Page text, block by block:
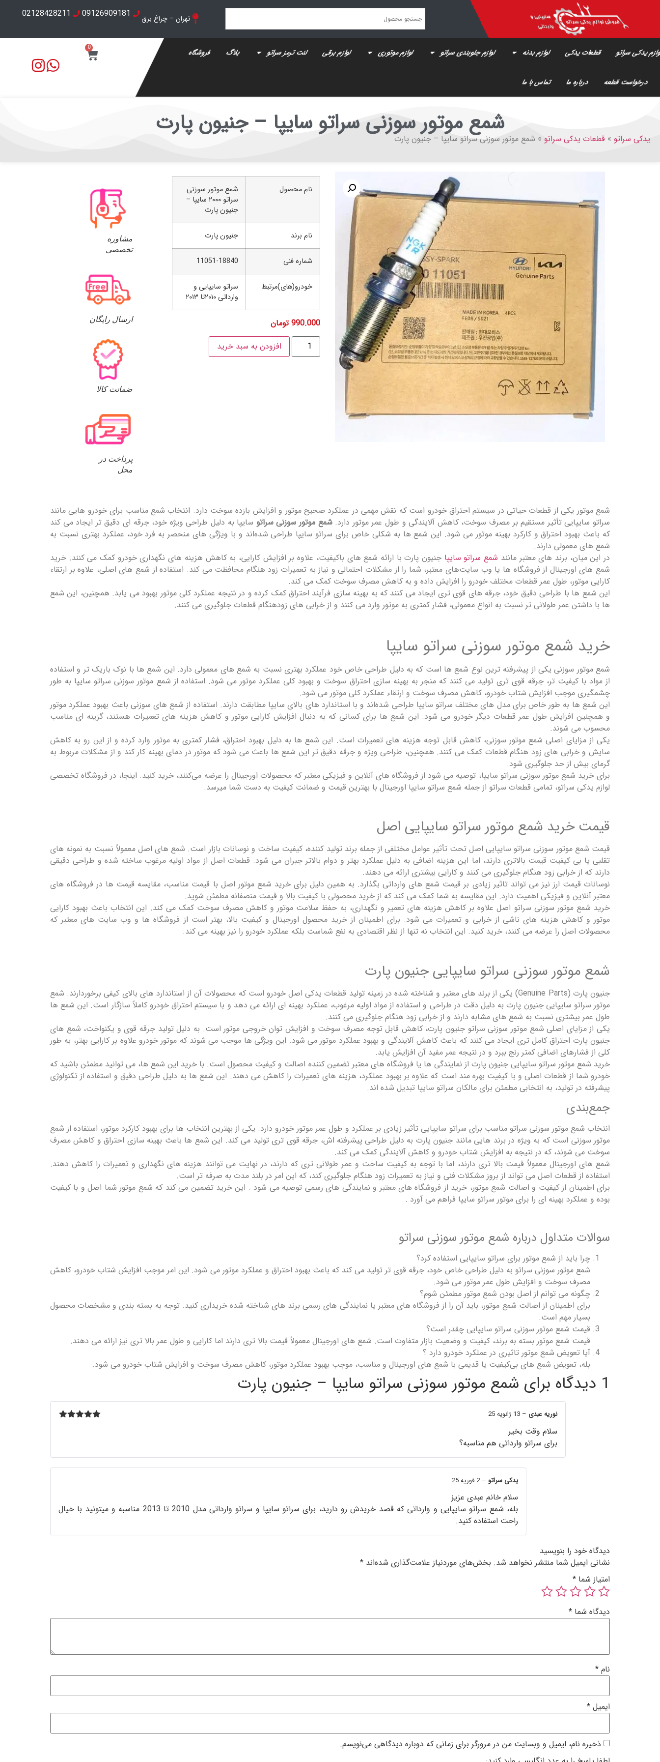
تهران – چراغ برق 09126909181
02128428211
یدکی سراتو قطعات یدکی لوازم بدنه لوازم جلوبندی سراتو لوازم موتوری لوازم برقی لنت ترمز سراتو بلاگ فروشگاه
درخواست قطعه درباره ما تماس با ما
0
شمع موتور سوزنی سراتو سایپا – جنیون پارت
یدکی سراتو » قطعات یدکی سراتو » شمع موتور سوزنی سراتو سایپا – جنیون پارت
نام محصول
شمع موتور سوزنی
سراتو ۲۰۰۰ سایپا –
جنیون پارت
نام برند جنیون پارت
شماره فنی 11051-18840
خودرو(های)مرتبط
سراتو سایپایی و
وارداتی ۲۰۱۰تا ۲۰۱۳
990.000 تومان
افزودن به سبد خرید
مشاوره
تخصصی
ارسال رایگان
ضمانت کالا
پرداخت در
محل
شمع موتور یکی از قطعات حیاتی در سیستم احتراق خودرو است که نقش مهمی در عملکرد صحیح موتور و افزایش بازده سوخت دارد. انتخاب شمع مناسب برای خودرو هایی مانند
سراتو سایپایی تأثیر مستقیم بر مصرف سوخت، کاهش آلایندگی و طول عمر موتور دارد.شمع موتور سوزنی سراتو سایپا به دلیل طراحی ویژه خود، جرقه‌ ای دقیق ‌تر ایجاد می ‌کند
که باعث بهبود احتراق و کارکرد بهینه موتور می ‌شود. این شمع‌ ها به شکلی خاص برای سراتو سایپا طراحی شده‌اند و با ویژگی ‌های منحصر به ‌فرد خود، عملکرد بهتری نسبت به
شمع‌ های معمولی دارند.
در این میان، برند های معتبر مانند شمع سراتو سایپا جنیون پارت با ارائه شمع ‌های باکیفیت، علاوه بر افزایش کارایی، به کاهش هزینه ‌های نگهداری خودرو کمک می ‌کنند. خرید
شمع ‌های اورجینال از فروشگاه ‌ها یا وب‌ سایت‌های معتبر، شما را از مشکلات احتمالی و نیاز به تعمیرات زود هنگام محافظت می ‌کند. استفاده از شمع‌ های اصلی، علاوه بر ارتقاء
کارایی موتور، طول عمر قطعات مختلف خودرو را افزایش داده و به کاهش مصرف سوخت کمک می ‌کند.
این شمع‌ ها با طراحی دقیق خود، جرقه ‌های قوی ‌تری ایجاد می ‌کنند که به بهینه ‌سازی فرآیند احتراق کمک کرده و در نتیجه عملکرد کلی موتور بهبود می‌ یابد. همچنین، این شمع
‌ها با داشتن عمر طولانی ‌تر نسبت به انواع معمولی، فشار کمتری به موتور وارد می ‌کنند و از خرابی ‌های زودهنگام قطعات جلوگیری می ‌کنند.
خرید شمع موتور سوزنی سراتو سایپا
شمع موتور سوزنی یکی از پیشرفته ‌ترین نوع شمع ‌ها است که به دلیل طراحی خاص خود عملکرد بهتری نسبت به شمع‌ های معمولی دارد. این شمع ‌ها با نوک باریک ‌تر و استفاده
از مواد با کیفیت ‌تر، جرقه قوی ‌تری تولید می ‌کنند که منجر به بهینه ‌سازی احتراق سوخت و بهبود کلی عملکرد موتور می ‌شود. استفاده از شمع موتور سوزنی سراتو سایپا به طور
چشمگیری موجب افزایش شتاب خودرو، کاهش مصرف سوخت و ارتقاء عملکرد کلی موتور می ‌شود.
این شمع‌ ها به طور خاص برای مدل‌ های مختلف سراتو سایپا طراحی شده‌اند و با استاندارد های بالای سایپا مطابقت دارند. استفاده از شمع ‌های سوزنی باعث بهبود عملکرد موتور
و همچنین افزایش طول عمر قطعات دیگر خودرو می ‌شود. این شمع‌ ها برای کسانی که به دنبال افزایش کارایی موتور و کاهش هزینه‌ های تعمیرات هستند، گزینه‌ ای مناسب
محسوب می‌ شوند.
یکی از مزایای اصلی شمع موتور سوزنی، کاهش قابل توجه هزینه‌ های تعمیرات است. این شمع ‌ها به دلیل بهبود احتراق، فشار کمتری به موتور وارد کرده و از این رو به کاهش
سایش و خرابی‌ های زود هنگام قطعات کمک می ‌کنند. همچنین، طراحی ویژه و جرقه دقیق ‌تر این شمع‌ ها باعث می ‌شود که موتور در دمای بهینه کار کند و از مشکلات مربوط به
گرمای بیش از حد جلوگیری شود.
برای خرید شمع موتور سوزنی سراتو سایپا، توصیه می ‌شود از فروشگاه‌ های آنلاین و فیزیکی معتبر که محصولات اورجینال را عرضه می‌کنند، خرید کنید. اینجا، در فروشگاه تخصصی
لوازم یدکی سراتو، تمامی قطعات سراتو از جمله شمع سراتو سایپا اورجینال با بهترین قیمت و ضمانت کیفیت به دست شما میرسد.
قیمت خرید شمع موتور سراتو سایپایی اصل
قیمت شمع موتور سوزنی سراتو سایپایی اصل تحت تأثیر عوامل مختلفی از جمله برند تولید کننده، کیفیت ساخت و نوسانات بازار است. شمع‌ های اصل معمولاً نسبت به نمونه ‌های
تقلبی یا بی ‌کیفیت قیمت بالاتری دارند، اما این هزینه اضافی به دلیل عملکرد بهتر و دوام بالاتر جبران می ‌شود. قطعات اصل از مواد اولیه مرغوب ساخته شده و طراحی دقیقی
دارند که از خرابی زود هنگام جلوگیری می‌ کنند و کارایی بیشتری ارائه می‌ دهند.
نوسانات قیمت ارز نیز می‌ تواند تاثیر زیادی بر قیمت شمع ‌های وارداتی بگذارد. به همین دلیل برای خرید شمع موتور اصل با قیمت مناسب، مقایسه قیمت ‌ها در فروشگاه‌ های
معتبر آنلاین و فیزیکی اهمیت دارد. این مقایسه به شما کمک می ‌کند که از خرید محصولی با کیفیت بالا و قیمت منصفانه مطمئن شوید.
خرید شمع موتور سوزنی سراتو اصل علاوه بر کاهش هزینه‌ های تعمیر و نگهداری، به حفظ سلامت موتور و کاهش مصرف سوخت کمک می‌ کند. این انتخاب باعث بهبود کارایی
موتور و کاهش هزینه ‌های ناشی از خرابی و تعمیرات می ‌شود. برای اطمینان از خرید محصول اورجینال و کیفیت بالا، بهتر است از فروشگاه ‌ها و وب‌ سایت ‌های معتبر که
محصولات اصل را عرضه می ‌کنند، خرید کنید. این انتخاب نه ‌تنها از نظر اقتصادی به نفع شماست بلکه عملکرد خودرو را نیز بهینه می ‌کند.
شمع موتور سوزنی سراتو سایپایی جنیون پارت
جنیون پارت (Genuine Parts) یکی از برند های معتبر و شناخته‌ شده در زمینه تولید قطعات یدکی اصل خودرو است که محصولات آن از استاندارد های بالای کیفی برخوردارند. شمع
موتور سراتو سایپایی جنیون پارت به دلیل دقت در طراحی و استفاده از مواد اولیه مرغوب، عملکرد بهینه ‌ای ارائه می ‌دهد و با سیستم احتراق خودرو کاملاً سازگار است. این شمع‌ ها
طول عمر بیشتری نسبت به شمع‌ های مشابه دارند و از خرابی زود هنگام جلوگیری می ‌کنند.
یکی از مزایای اصلی شمع موتور سوزنی سراتو جنیون پارت، کاهش قابل ‌توجه مصرف سوخت و افزایش توان خروجی موتور است. به دلیل تولید جرقه قوی و یکنواخت، شمع‌ های
جنیون پارت احتراق کامل ‌تری ایجاد می ‌کنند که باعث کاهش آلایندگی و بهبود عملکرد موتور می ‌شود. این ویژگی ‌ها موجب می ‌شوند که موتور خودرو علاوه بر کارایی بهتر، به ‌طور
کلی از فشارهای اضافی کمتر رنج ببرد و در نتیجه عمر مفید آن افزایش یابد.
خرید شمع موتور سراتو سایپایی جنیون پارت از نمایندگی‌ ها یا فروشگاه‌ های معتبر تضمین‌ کننده اصالت و کیفیت محصول است. با خرید این شمع‌ ها، می ‌توانید مطمئن باشید که
خودرو شما از قطعات اصلی و با کیفیت بهره ‌مند است که علاوه بر بهبود عملکرد، هزینه‌ های تعمیرات را کاهش می‌ دهند. این شمع‌ ها به دلیل طراحی دقیق و استفاده از تکنولوژی
پیشرفته در تولید، به انتخابی مطمئن برای مالکان سراتو سایپا تبدیل شده ‌اند.
جمع‌بندی
انتخاب شمع موتور سوزنی سراتو مناسب برای سراتو سایپایی تأثیر زیادی بر عملکرد و طول عمر موتور خودرو دارد. یکی از بهترین انتخاب ‌ها برای بهبود کارکرد موتور، استفاده از شمع
موتور سوزنی است که به‌ ویژه در برند هایی مانند جنیون پارت به دلیل طراحی پیشرفته ‌اش، جرقه قوی ‌تری تولید می ‌کند. این شمع ‌ها باعث بهینه ‌سازی احتراق و کاهش مصرف
سوخت می ‌شوند، که در نتیجه به افزایش شتاب خودرو و کاهش آلایندگی کمک می ‌کند.
شمع‌ های اورجینال معمولاً قیمت بالا تری دارند، اما با توجه به کیفیت ساخت و عمر طولانی ‌تری که دارند، در نهایت می‌ توانند هزینه ‌های نگهداری و تعمیرات را کاهش دهند.
استفاده از قطعات اصل می‌ تواند از بروز مشکلات فنی و نیاز به تعمیرات زود هنگام جلوگیری کند، که این امر در بلند مدت به‌ صرفه‌ تر است.
برای اطمینان از کیفیت و اصالت شمع موتور، خرید از فروشگاه ‌های معتبر و نمایندگی ‌های رسمی توصیه می ‌شود . این خرید تضمین می ‌کند که شمع موتور شما اصل و با کیفیت
بوده و عملکرد بهینه ‌ای را برای موتور سراتو سایپا فراهم می ‌آورد .
سوالات متداول درباره شمع موتور سوزنی سراتو
چرا باید از شمع موتور برای سراتو سایپایی استفاده کرد؟
شمع موتور سوزنی سراتو به دلیل طراحی خاص خود، جرقه قوی ‌تر تولید می‌ کند که باعث بهبود احتراق و عملکرد موتور می ‌شود. این امر موجب افزایش شتاب خودرو، کاهش
مصرف سوخت و افزایش طول عمر موتور می ‌شود.
چگونه می ‌توانم از اصل بودن شمع موتور مطمئن شوم؟
برای اطمینان از اصالت شمع موتور، باید آن را از فروشگاه‌ های معتبر یا نمایندگی‌ های رسمی برند های شناخته شده خریداری کنید. توجه به بسته ‌بندی و مشخصات محصول
بسیار مهم است.
قیمت شمع موتور سوزنی سراتو سایپایی چقدر است؟
قیمت شمع موتور بسته به برند، کیفیت و وضعیت بازار متفاوت است. شمع‌ های اورجینال معمولاً قیمت بالا تری دارند اما کارایی و طول عمر بالا تری نیز ارائه می‌ دهند.
آیا تعویض شمع موتور تاثیری در عملکرد خودرو دارد ؟
بله، تعویض شمع‌ های بی‌کیفیت یا قدیمی با شمع‌ های اورجینال و مناسب، موجب بهبود عملکرد موتور، کاهش مصرف سوخت و افزایش شتاب خودرو می ‌شود.
1 دیدگاه برای شمع موتور سوزنی سراتو سایپا – جنیون پارت
نوریه عبدی – 13 ژانویه 25
سلام وقت بخیر
برای سراتو وارداتی هم مناسبه؟
یدکی سراتو – 2 فوریه 25
سلام خانم عبدی عزیز
بله، شمع سراتو سایپایی و وارداتی که قصد خریدش رو دارید، برای سراتو سایپا و سراتو وارداتی مدل 2010 تا 2013 مناسبه و میتونید با خیال
راحت استفاده کنید.
دیدگاه خود را بنویسید
نشانی ایمیل شما منتشر نخواهد شد. بخش‌های موردنیاز علامت‌گذاری شده‌اند *
امتیاز شما *
دیدگاه شما *
نام *
ایمیل *
ذخیره نام، ایمیل و وبسایت من در مرورگر برای زمانی که دوباره دیدگاهی می‌نویسم.